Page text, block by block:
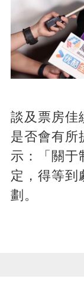
談及票房佳
是否會有所
示：「關于
定，得等到
劃。